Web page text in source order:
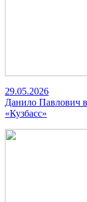
29.05.2026
Данило Павлович в
«Кузбасс»